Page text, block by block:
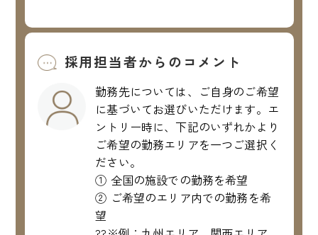
採用担当者からのコメント
勤務先については、ご自身のご希望
に基づいてお選びいただけます。エ
ントリー時に、下記のいずれかより
ご希望の勤務エリアを一つご選択く
ださい。
① 全国の施設での勤務を希望
② ご希望のエリア内での勤務を希
望